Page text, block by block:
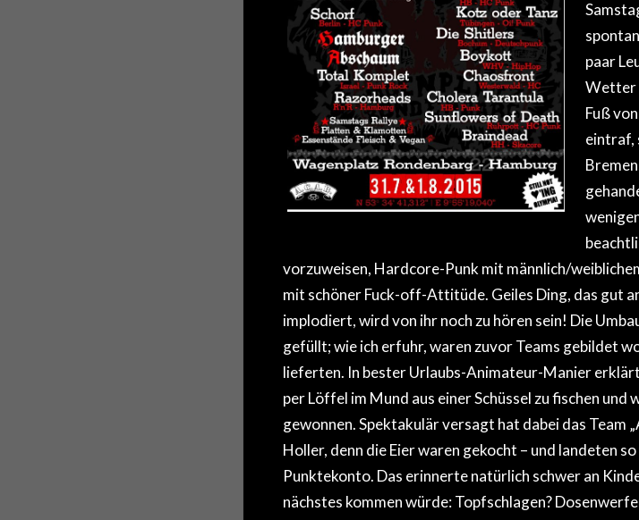
paar
Wetter
Fuß
eintraf,
vorzuweisen, Hardcore-Punk mit männlich/
mit schöner Fuck-off-Attitüde. Geiles Ding, das gut
implodiert, wird von ihr noch zu hören sein! Die
gefüllt; wie ich erfuhr, waren zuvor Teams gebildet
lieferten. In bester Urlaubs-Animateur-Manier
per Löffel im Mund aus einer Schüssel zu fischen und
gewonnen. Spektakulär versagt hat dabei das Team
Holler, denn die Eier waren gekocht – und landeten
Punktekonto. Das erinnerte natürlich schwer an
nächstes kommen würde: Topfschlagen?